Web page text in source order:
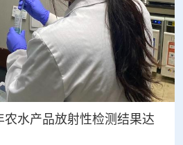
水产品放射性检测结果达